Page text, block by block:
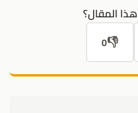
المقال؟
👎
0